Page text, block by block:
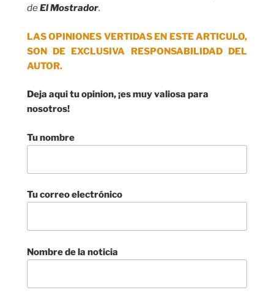
deEl Mostrador.
LAS OPINIONES VERTIDAS EN ESTE ARTICULO,
SON DE EXCLUSIVA RESPONSABILIDAD DEL
AUTOR.
Deja aqui tu opinion, ¡es muy valiosa para
nosotros!
Tu nombre
Tu correo electrónico
Nombre de la noticia